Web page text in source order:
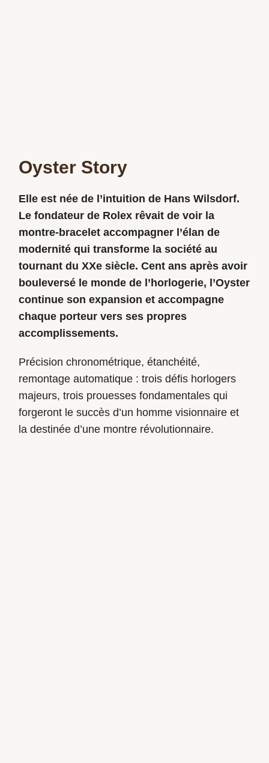
Oyster Story
Elle est née de l’intuition de Hans Wilsdorf.
Le fondateur de Rolex rêvait de voir la
montre-bracelet accompagner l’élan de
modernité qui transforme la société au
tournant du XXe siècle. Cent ans après avoir
bouleversé le monde de l’horlogerie, l’Oyster
continue son expansion et accompagne
chaque porteur vers ses propres
accomplissements.
Précision chronométrique, étanchéité,
remontage automatique : trois défis horlogers
majeurs, trois prouesses fondamentales qui
forgeront le succès d’un homme visionnaire et
la destinée d’une montre révolutionnaire.